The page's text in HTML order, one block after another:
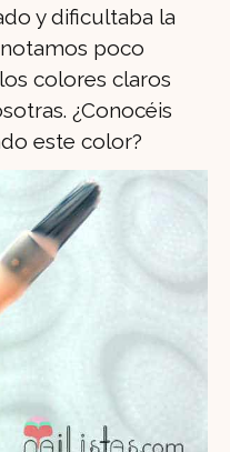
y dificultaba la
poco
colores claros
¿Conocéis
este color?